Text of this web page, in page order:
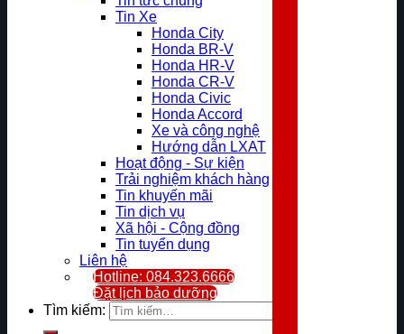
Tin Xe
Honda City
Honda BR-V
Honda HR-V
Honda CR-V
Honda Civic
Honda Accord
Xe và công nghệ
Hướng dẫn LXAT
Hoạt động - Sự kiện
Trải nghiệm khách hàng
Tin khuyến mãi
Tin dịch vụ
Xã hội - Cộng đồng
Tin tuyển dụng
Liên hệ
Hotline: 084.323.6666
Đặt lịch bảo dưỡng
Tìm kiếm: